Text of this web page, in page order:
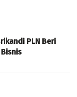
PLN Beri